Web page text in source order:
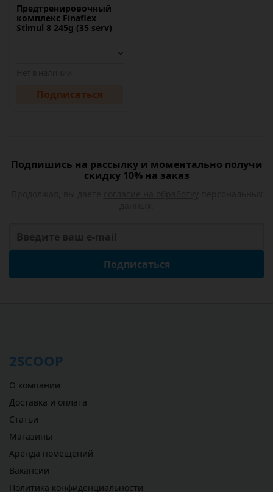
Предтренировочный
комплекс Finaflex
Stimul 8 245g (35 serv)
Подписаться
Подпишись на рассылку и моментально получи
скидку 10% на заказ
Подписаться
2SCOOP
О компании
Доставка и оплата
Статьи
Магазины
Аренда помещений
Вакансии
Политика конфиденциальности